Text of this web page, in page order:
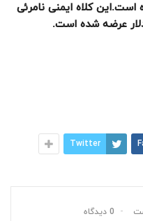
است.این کلاه ایمنی نامرئی
.
Twitter
0 دیدگاه